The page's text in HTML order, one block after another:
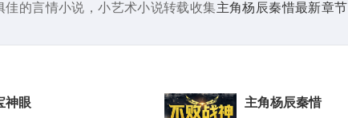
的言情小说，小艺术小说转载收集主角杨辰秦惜最新章节
神眼 主角杨辰秦惜